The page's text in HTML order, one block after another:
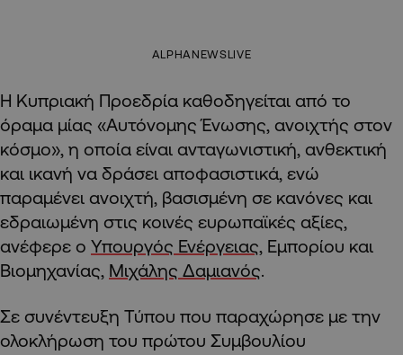
ALPHANEWSLIVE
Η Κυπριακή Προεδρία καθοδηγείται από το
όραμα μίας «Αυτόνομης Ένωσης, ανοιχτής στον
κόσμο», η οποία είναι ανταγωνιστική, ανθεκτική
και ικανή να δράσει αποφασιστικά, ενώ
παραμένει ανοιχτή, βασισμένη σε κανόνες και
εδραιωμένη στις κοινές ευρωπαϊκές αξίες,
ανέφερε ο Υπουργός Ενέργειας, Εμπορίου και
Βιομηχανίας, Μιχάλης Δαμιανός.
Σε συνέντευξη Τύπου που παραχώρησε με την
ολοκλήρωση του πρώτου Συμβουλίου